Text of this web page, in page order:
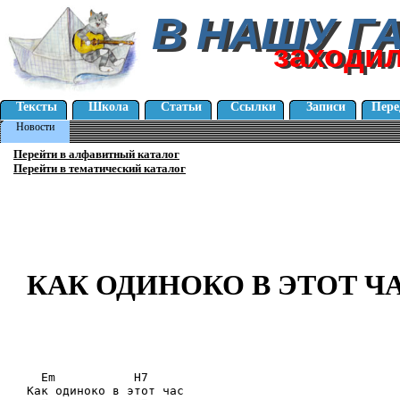
В НАШУ
В НАШУ
Тексты Школа Статьи Ссылки Записи
Новости
Перейти в алфавитный каталог
Перейти в тематический каталог
КАК ОДИНОКО В ЭТОТ
  Em           H7
Как одиноко в этот час